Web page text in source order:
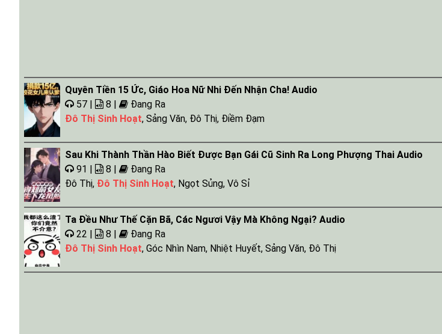
Quyên Tiền 15 Ức, Giáo Hoa Nữ Nhi Đến Nhận Cha! Audio
57 |
8 |
Đang Ra
Đô Thị Sinh Hoạt, Sảng Văn, Đô Thị, Điềm Đạm
Sau Khi Thành Thần Hào Biết Được Bạn Gái Cũ Sinh Ra Long Phượng Thai Audio
91 |
8 |
Đang Ra
Đô Thị, Đô Thị Sinh Hoạt, Ngọt Sủng, Vô Sỉ
Ta Đều Như Thế Cặn Bã, Các Ngươi Vậy Mà Không Ngại? Audio
22 |
8 |
Đang Ra
Đô Thị Sinh Hoạt, Góc Nhìn Nam, Nhiệt Huyết, Sảng Văn, Đô Thị